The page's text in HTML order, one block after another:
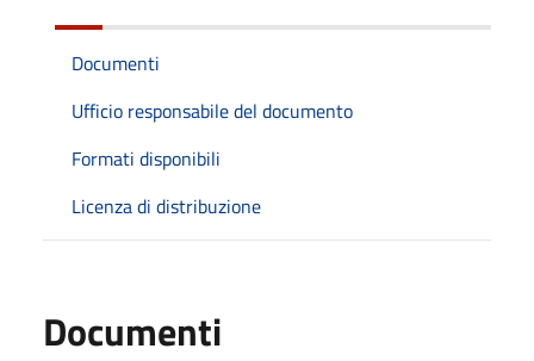
Documenti
Ufficio responsabile del documento
Formati disponibili
Licenza di distribuzione
Documenti